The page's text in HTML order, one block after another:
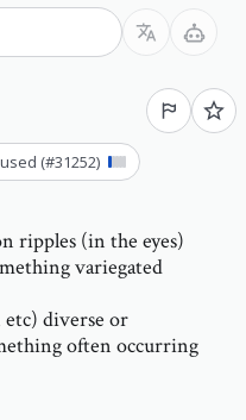
(#31252)
ripples (in the eyes)
variegated
etc) diverse or
often occurring